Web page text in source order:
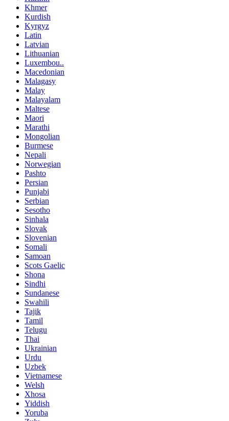
Khmer
Kurdish
Kyrgyz
Latin
Latvian
Lithuanian
Luxembou..
Macedonian
Malagasy
Malay
Malayalam
Maltese
Maori
Marathi
Mongolian
Burmese
Nepali
Norwegian
Pashto
Persian
Punjabi
Serbian
Sesotho
Sinhala
Slovak
Slovenian
Somali
Samoan
Scots Gaelic
Shona
Sindhi
Sundanese
Swahili
Tajik
Tamil
Telugu
Thai
Ukrainian
Urdu
Uzbek
Vietnamese
Welsh
Xhosa
Yiddish
Yoruba